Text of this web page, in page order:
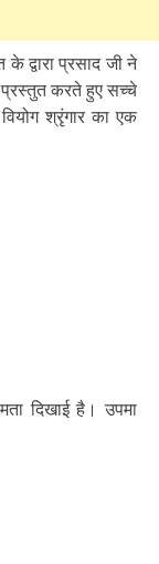
प्रसाद जी ने
प्रस्तुत करते हुए सच्चे
श्रृंगार का एक
दिखाई है। उपमा